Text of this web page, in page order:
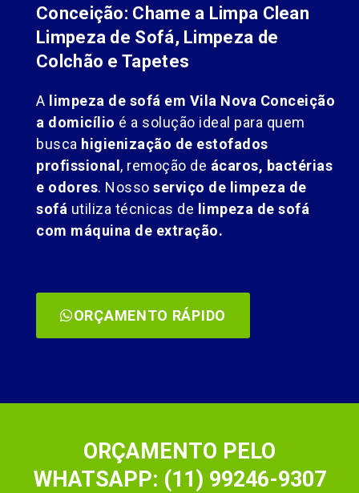
Conceição: Chame a Limpa Clean
Limpeza de Sofá, Limpeza de
Colchão e Tapetes
A limpeza de sofá em Vila Nova Conceição
a domicílio é a solução ideal para quem
busca higienização de estofados
profissional, remoção de ácaros, bactérias
e odores. Nosso serviço de limpeza de
sofá utiliza técnicas de limpeza de sofá
com máquina de extração.
ORÇAMENTO RÁPIDO
ORÇAMENTO PELO
WHATSAPP: (11) 99246-9307